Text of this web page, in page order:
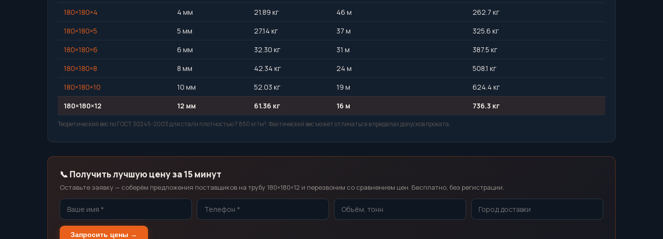
180×180×4
4 мм 21.89 кг 46 м
262.7 кг
180×180×5
5 мм 27.14 кг 37 м
325.6 кг
180×180×6
6 мм 32.30 кг 31 м
387.5 кг
180×180×8
8 мм 42.34 кг 24 м
508.1 кг
180×180×10
10 мм 52.03 кг 19 м
624.4 кг
180×180×12
12 мм 61.36 кг 16 м 736.3 кг
Теоретический вес по ГОСТ 30245-2003 для стали плотностью 7 850 кг/м³. Фактический вес может отличаться в пределах допусков проката.
📞 Получить лучшую цену за 15 минут
Оставьте заявку — соберём предложения поставщиков на трубу 180×180×12 и перезвоним со сравнением цен. Бесплатно, без регистрации.
Запросить цены →